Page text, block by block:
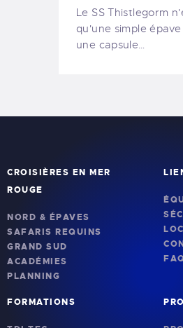
Le SS Thistlegorm
qu'une simple
une capsule…
CROISIÈRES EN MER
ROUGE
NORD & ÉPAVES
SAFARIS REQUINS
GRAND SUD
ACADÉMIES
PLANNING
FORMATIONS